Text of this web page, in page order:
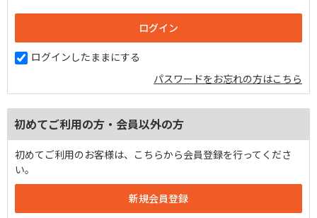
ログインしたままにする
パスワードをお忘れの方はこちら
初めてご利用の方・会員以外の方
初めてご利用のお客様は、こちらから会員登録を行ってくださ
い。